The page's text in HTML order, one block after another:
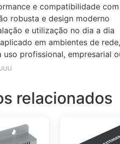
e compatibilidade
robusta e design moderno
e utilização no dia a dia
em ambientes de
uso profissional, empresarial
relacionados